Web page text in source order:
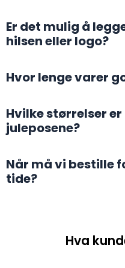
Er det mulig å
hilsen eller logo?
Hvor lenge varer
Hvilke størrelser
juleposene?
Når må vi bestille
tide?
Hva